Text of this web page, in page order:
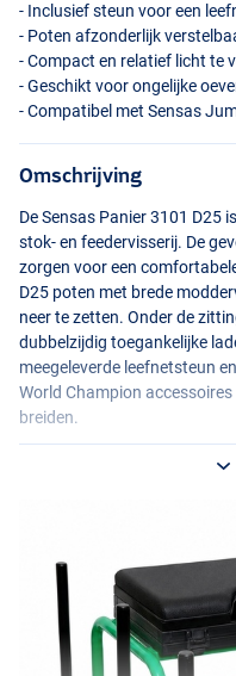
- Inclusief steun voor een
- Poten afzonderlijk
- Compact en relatief licht te
- Geschikt voor ongelijke
- Compatibel met Sensas
Omschrijving
De Sensas Panier 3101 D25
stok- en feedervisserij. De
zorgen voor een
D25 poten met brede
neer te zetten. Onder de
dubbelzijdig toegankelijke
meegeleverde leefnetsteun
World Champion
breiden.